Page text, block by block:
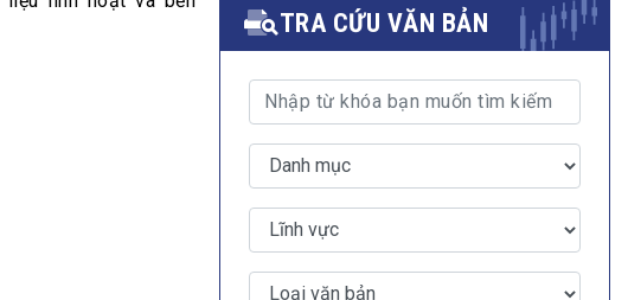
MULTIMEDIA
Video
E-magazines
TRA CỨU VĂN BẢN